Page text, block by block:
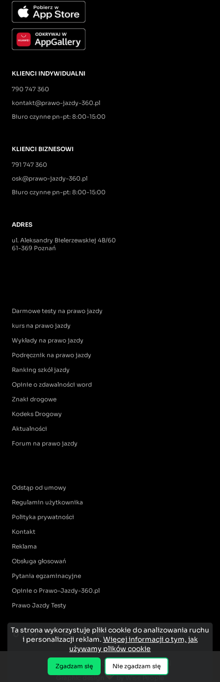
KLIENCI INDYWIDUALNI
790 747 360
kontakt@prawo-jazdy-360.pl
Biuro czynne pn-pt: 8:00-15:00
KLIENCI BIZNESOWI
791 747 360
osk@prawo-jazdy-360.pl
Biuro czynne pn-pt: 8:00-15:00
ADRES
ul. Aleksandry Bielerzewskiej 4B/60
61-369 Poznań
Darmowe testy na prawo jazdy
kurs na prawo jazdy
Wykłady na prawo jazdy
Podręcznik na prawo jazdy
Ranking szkół jazdy
Opinie o zdawalności word
Znaki drogowe
Kodeks Drogowy
Aktualności
Forum na prawo jazdy
Odstąp od umowy
Regulamin użytkownika
Polityka prywatności
Kontakt
Reklama
Obsługa głosowań
Pytania egzaminacyjne
Opinie o Prawo-Jazdy-360.pl
Prawo Jazdy Testy
Graphic design by Wise People
Ta strona wykorzystuje pliki cookie do analizowania ruchu
i personalizacji reklam. Więcej informacji o tym, jak
używamy plików cookie
Zgadzam się Nie zgadzam się